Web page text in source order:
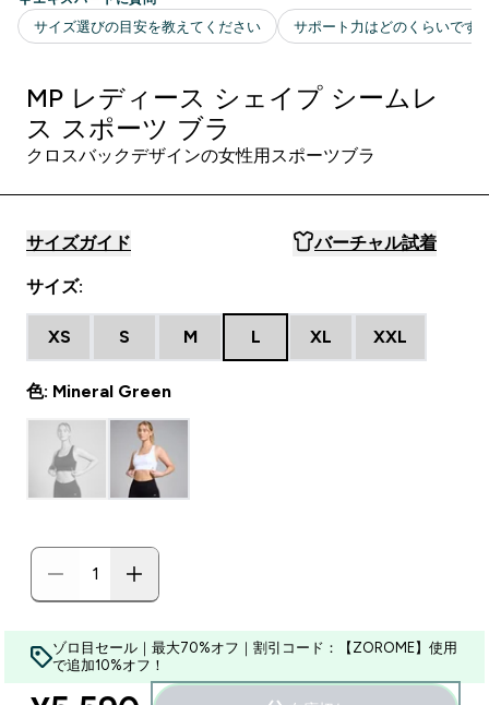
MP レディース シェイプ シームレ
ス スポーツ ブラ
クロスバックデザインの女性用スポーツブラ
サイズガイド バーチャル試着
サイズ:
XS S M L XL XXL
色: Mineral Green
ゾロ目セール｜最大70%オフ｜割引コード：【ZOROME】使用
で追加10%オフ！